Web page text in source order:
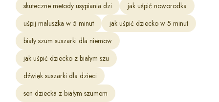
skuteczne metody usypiania dzi
jak uśpić noworodka
uśpij maluszka w 5 minut
jak uśpić dziecko w 5 minut
biały szum suszarki dla niemow
jak uśpić dziecko z białym szu
dźwięk suszarki dla dzieci
sen dziecka z białym szumem